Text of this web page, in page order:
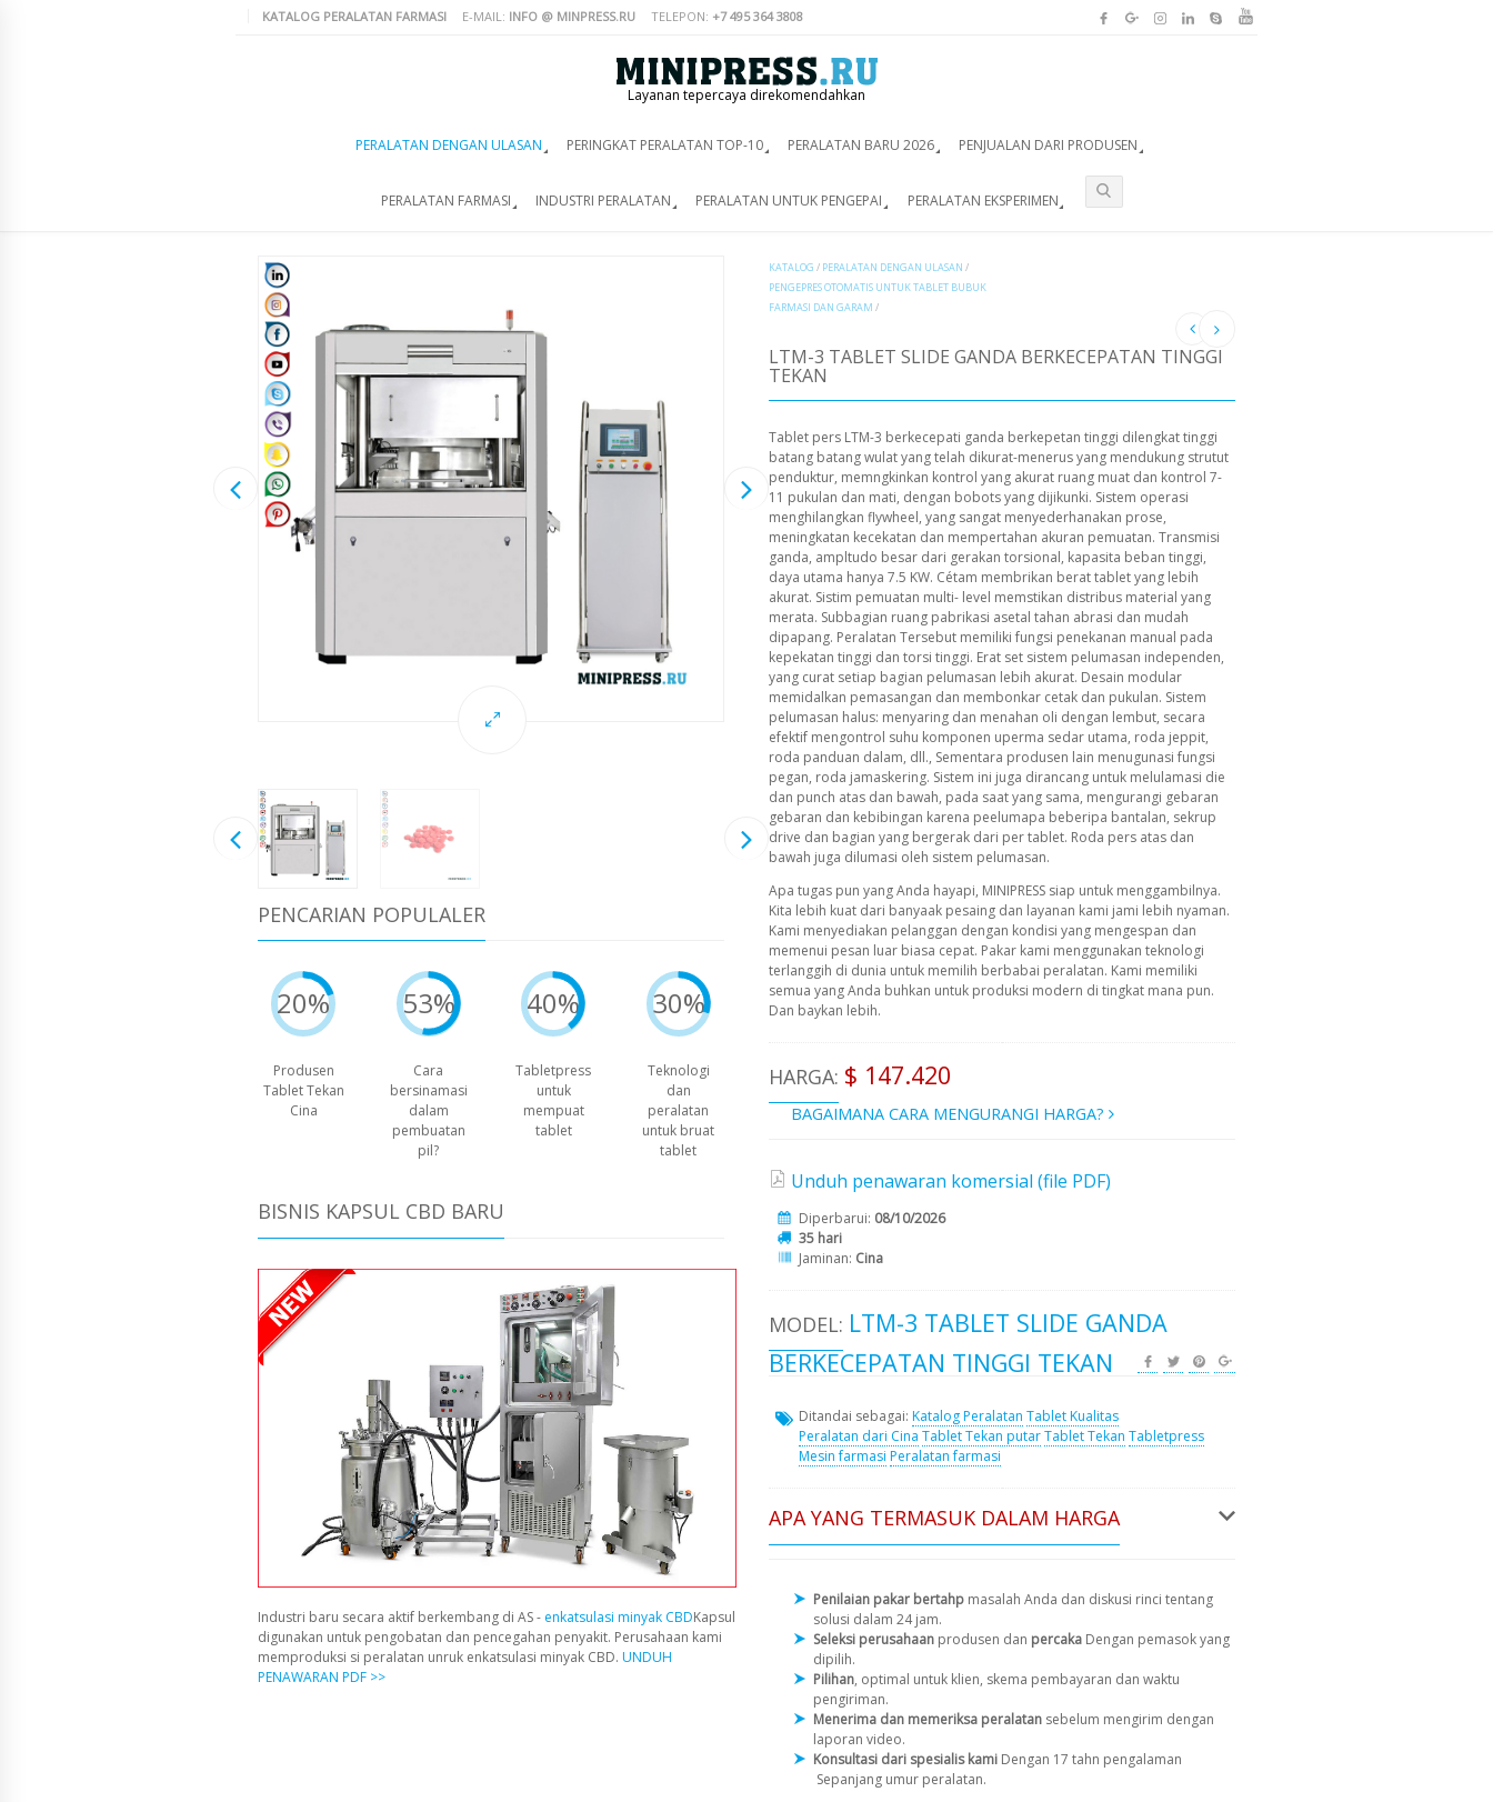
KATALOG PERALATAN FARMASI E-MAIL: INFO @ MINPRESS.RU TELEPON: +7 495 364 3808
Layanan tepercaya direkomendahkan
PERALATAN DENGAN ULASAN PERINGKAT PERALATAN TOP-10 PERALATAN BARU 2026 PENJUALAN DARI PRODUSEN
PERALATAN FARMASI INDUSTRI PERALATAN PERALATAN UNTUK PENGEPAI PERALATAN EKSPERIMEN
PENCARIAN POPULALER
20%
Produsen
Tablet Tekan
Cina
53%
Cara
bersinamasi
dalam
pembuatan
pil?
40%
Tabletpress
untuk
mempuat
tablet
30%
Teknologi
dan
peralatan
untuk bruat
tablet
BISNIS KAPSUL CBD BARU
Industri baru secara aktif berkembang di AS - enkatsulasi minyak CBDKapsul
digunakan untuk pengobatan dan pencegahan penyakit. Perusahaan kami
memproduksi si peralatan unruk enkatsulasi minyak CBD. UNDUH
PENAWARAN PDF >>
KATALOG / PERALATAN DENGAN ULASAN /
PENGEPRES OTOMATIS UNTUK TABLET BUBUK
FARMASI DAN GARAM /
LTM-3 TABLET SLIDE GANDA BERKECEPATAN TINGGI
TEKAN
Tablet pers LTM-3 berkecepati ganda berkepetan tinggi dilengkat tinggi
batang batang wulat yang telah dikurat-menerus yang mendukung strutut
penduktur, memngkinkan kontrol yang akurat ruang muat dan kontrol 7-
11 pukulan dan mati, dengan bobots yang dijikunki. Sistem operasi
menghilangkan flywheel, yang sangat menyederhanakan prose,
meningkatan kecekatan dan mempertahan akuran pemuatan. Transmisi
ganda, ampltudo besar dari gerakan torsional, kapasita beban tinggi,
daya utama hanya 7.5 KW. Cétam membrikan berat tablet yang lebih
akurat. Sistim pemuatan multi- level memstikan distribus material yang
merata. Subbagian ruang pabrikasi asetal tahan abrasi dan mudah
dipapang. Peralatan Tersebut memiliki fungsi penekanan manual pada
kepekatan tinggi dan torsi tinggi. Erat set sistem pelumasan independen,
yang curat setiap bagian pelumasan lebih akurat. Desain modular
memidalkan pemasangan dan membonkar cetak dan pukulan. Sistem
pelumasan halus: menyaring dan menahan oli dengan lembut, secara
efektif mengontrol suhu komponen uperma sedar utama, roda jeppit,
roda panduan dalam, dll., Sementara produsen lain menugunasi fungsi
pegan, roda jamaskering. Sistem ini juga dirancang untuk melulamasi die
dan punch atas dan bawah, pada saat yang sama, mengurangi gebaran
gebaran dan kebibingan karena peelumapa beberipa bantalan, sekrup
drive dan bagian yang bergerak dari per tablet. Roda pers atas dan
bawah juga dilumasi oleh sistem pelumasan.
Apa tugas pun yang Anda hayapi, MINIPRESS siap untuk menggambilnya.
Kita lebih kuat dari banyaak pesaing dan layanan kami jami lebih nyaman.
Kami menyediakan pelanggan dengan kondisi yang mengespan dan
memenui pesan luar biasa cepat. Pakar kami menggunakan teknologi
terlanggih di dunia untuk memilih berbabai peralatan. Kami memiliki
semua yang Anda buhkan untuk produksi modern di tingkat mana pun.
Dan baykan lebih.
HARGA: $ 147.420
BAGAIMANA CARA MENGURANGI HARGA?
Unduh penawaran komersial (file PDF)
Diperbarui: 08/10/2026
35 hari
Jaminan: Cina
MODEL: LTM-3 TABLET SLIDE GANDA
BERKECEPATAN TINGGI TEKAN
Ditandai sebagai: Katalog Peralatan Tablet Kualitas
Peralatan dari Cina Tablet Tekan putarTablet Tekan Tabletpress
Mesin farmasi Peralatan farmasi
APA YANG TERMASUK DALAM HARGA
Penilaian pakar bertahp masalah Anda dan diskusi rinci tentang
solusi dalam 24 jam.
Seleksi perusahaan produsen dan percaka Dengan pemasok yang
dipilih.
Pilihan, optimal untuk klien, skema pembayaran dan waktu
pengiriman.
Menerima dan memeriksa peralatan sebelum mengirim dengan
laporan video.
Konsultasi dari spesialis kami Dengan 17 tahn pengalaman
Sepanjang umur peralatan.